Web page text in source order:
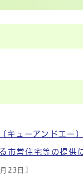
キューアンドエー）
市営住宅等の提供
23日]